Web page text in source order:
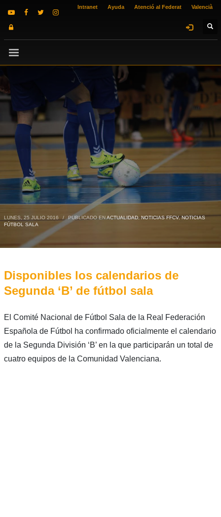
Intranet Ayuda Atenció al Federat Valencià
LUNES, 25 JULIO 2016 / PUBLICADO ENACTUALIDAD,NOTICIAS FFCV,NOTICIAS
FÚTBOL SALA
Disponibles los calendarios de
Segunda ‘B’ de fútbol sala
El Comité Nacional de Fútbol Sala de la Real Federación
Española de Fútbol ha confirmado oficialmente el calendario
de la Segunda División ‘B’ en la que participarán un total de
cuatro equipos de la Comunidad Valenciana.